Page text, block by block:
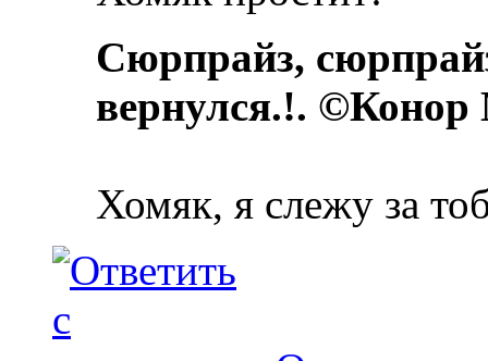
Сюрпрайз,
вернулся.!.
Хомяк, я слежу за